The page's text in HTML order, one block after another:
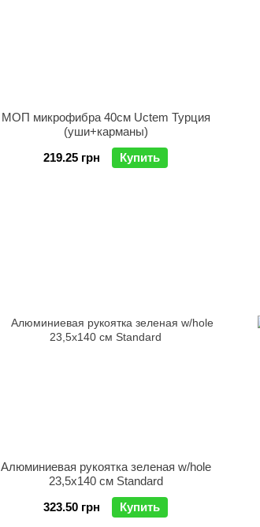
МОП микрофибра 40см Uctem Турция
(уши+карманы)
219.25 грн
Купить
Алюминиевая рукоятка зеленая w/hole
23,5х140 см Standard
323.50 грн
Купить